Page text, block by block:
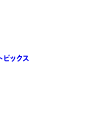
ックス